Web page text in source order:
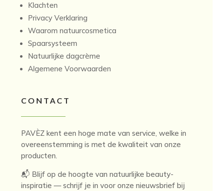
Klachten
Privacy Verklaring
Waarom natuurcosmetica
Spaarsysteem
Natuurlijke dagcrème
Algemene Voorwaarden
CONTACT
PAVÈZ kent een hoge mate van service, welke in
overeenstemming is met de kwaliteit van onze
producten.
📬 Blijf op de hoogte van natuurlijke beauty-
inspiratie — schrijf je in voor onze nieuwsbrief bij